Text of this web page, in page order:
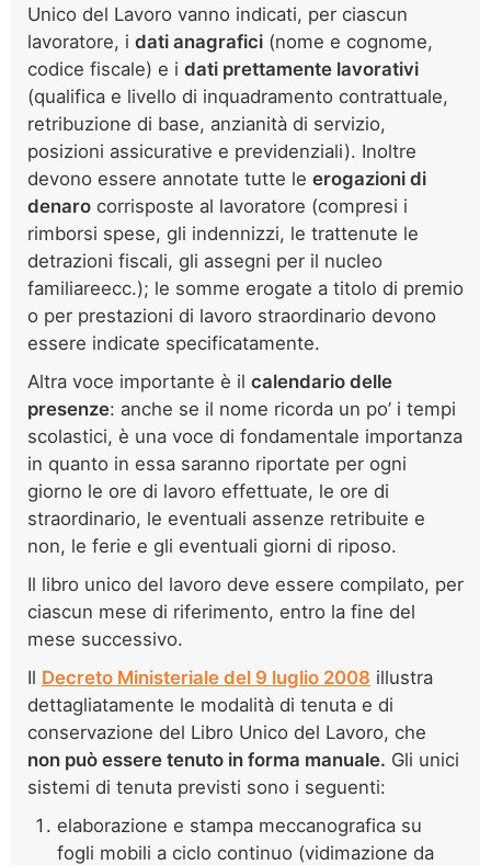
Unico del Lavoro vanno indicati, per ciascun
lavoratore, i dati anagrafici (nome e cognome,
codice fiscale) e i dati prettamente lavorativi
(qualifica e livello di inquadramento contrattuale,
retribuzione di base, anzianità di servizio,
posizioni assicurative e previdenziali). Inoltre
devono essere annotate tutte le erogazioni di
denaro corrisposte al lavoratore (compresi i
rimborsi spese, gli indennizzi, le trattenute le
detrazioni fiscali, gli assegni per il nucleo
familiareecc.); le somme erogate a titolo di premio
o per prestazioni di lavoro straordinario devono
essere indicate specificatamente.
Altra voce importante è il calendario delle
presenze: anche se il nome ricorda un po’ i tempi
scolastici, è una voce di fondamentale importanza
in quanto in essa saranno riportate per ogni
giorno le ore di lavoro effettuate, le ore di
straordinario, le eventuali assenze retribuite e
non, le ferie e gli eventuali giorni di riposo.
Il libro unico del lavoro deve essere compilato, per
ciascun mese di riferimento, entro la fine del
mese successivo.
Il Decreto Ministeriale del 9 luglio 2008 illustra
dettagliatamente le modalità di tenuta e di
conservazione del Libro Unico del Lavoro, che
non può essere tenuto in forma manuale. Gli unici
sistemi di tenuta previsti sono i seguenti:
elaborazione e stampa meccanografica su
fogli mobili a ciclo continuo (vidimazione da